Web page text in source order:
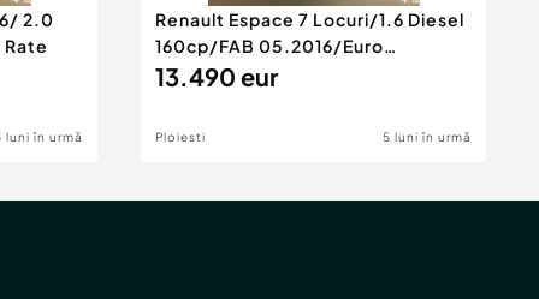
2.0
luni în urmă
Renault Espace 7 Locuri/1.6 Diesel
160cp/FAB 05.2016/Euro
6/Posibilita
13.490 eur
Ploiesti 5 luni în urmă